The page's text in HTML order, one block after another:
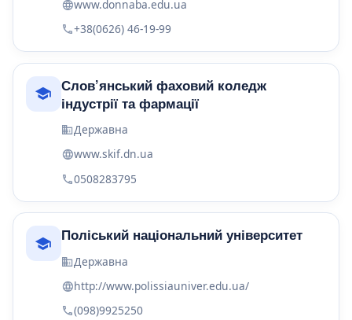
www.donnaba.edu.ua
+38(0626) 46-19-99
Слов’янський фаховий коледж
індустрії та фармації
Державна
www.skif.dn.ua
0508283795
Поліський національний університет
Державна
http://www.polissiauniver.edu.ua/
(098)9925250